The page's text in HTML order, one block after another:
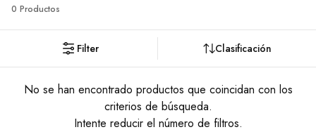
0 Productos
Filter Clasificación
No se han encontrado productos que coincidan con los
criterios de búsqueda.
Intente reducir el número de filtros.